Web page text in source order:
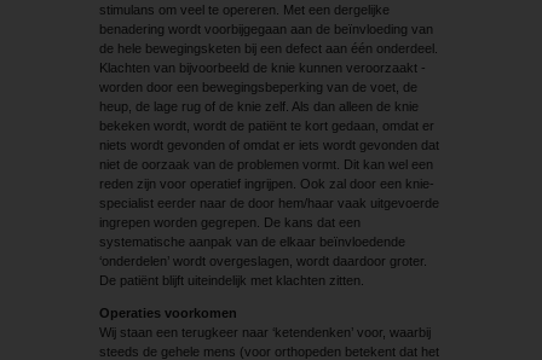
stimulans om veel te opereren. Met een dergelijke
benadering wordt voorbij­gegaan aan de beïnvloeding van
de hele bewegingsketen bij een defect aan één onderdeel.
Klachten van bijvoorbeeld de knie kunnen veroorzaakt ­
worden door een bewegingsbeperking van de voet, de
heup, de lage rug of de knie zelf. Als dan alleen de knie
bekeken wordt, wordt de patiënt te kort gedaan, omdat er
niets wordt gevonden of omdat er iets wordt gevonden dat
niet de oorzaak van de problemen vormt. Dit kan wel een
reden zijn voor operatief ingrijpen. Ook zal door een knie­
specialist eerder naar de door hem/haar vaak uitgevoerde
ingrepen worden gegrepen. De kans dat een
systematische aanpak van de elkaar beïnvloedende
‘onderdelen’ wordt overgeslagen, wordt daardoor groter.
De patiënt blijft uiteindelijk met klachten zitten.
Operaties voorkomen
Wij staan een terugkeer naar ‘ketendenken’ voor, waarbij
steeds de gehele mens (voor orthopeden betekent dat het